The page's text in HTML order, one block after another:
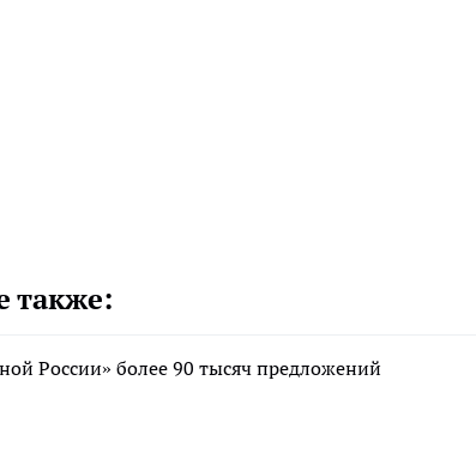
также:
России» более 90 тысяч предложений